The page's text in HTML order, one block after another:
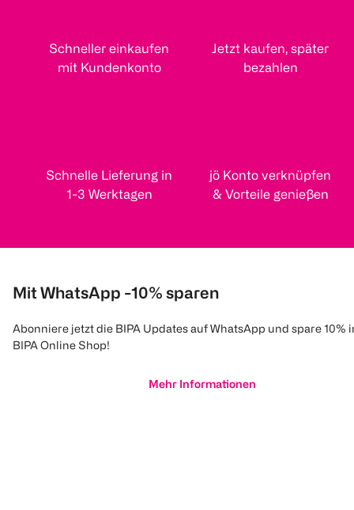
Schneller einkaufen
mit Kundenkonto
Jetzt kaufen, später
bezahlen
Schnelle Lieferung in
1-3 Werktagen
jö Konto verknüpfen
& Vorteile genießen
Mit WhatsApp -10% sparen
Abonniere jetzt die BIPA Updates auf WhatsApp und spare 10%
BIPA Online Shop!
Mehr Informationen